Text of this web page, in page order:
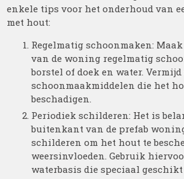
enkele tips voor het onderhoud van
met hout:
Regelmatig schoonmaken:
van de woning regelmatig
borstel of doek en water. Vermijd
schoonmaakmiddelen die het
beschadigen.
Periodiek schilderen: Het is
buitenkant van de prefab
schilderen om het hout te
weersinvloeden. Gebruik
waterbasis die speciaal